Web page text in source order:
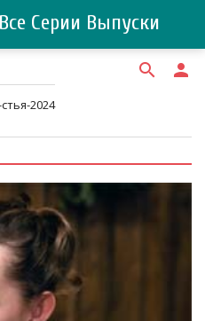
Серии Выпуски
search person
2024